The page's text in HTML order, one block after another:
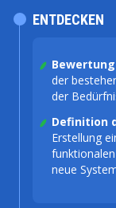
der
der
Definition
Erstellung
neue
ENTDECKEN